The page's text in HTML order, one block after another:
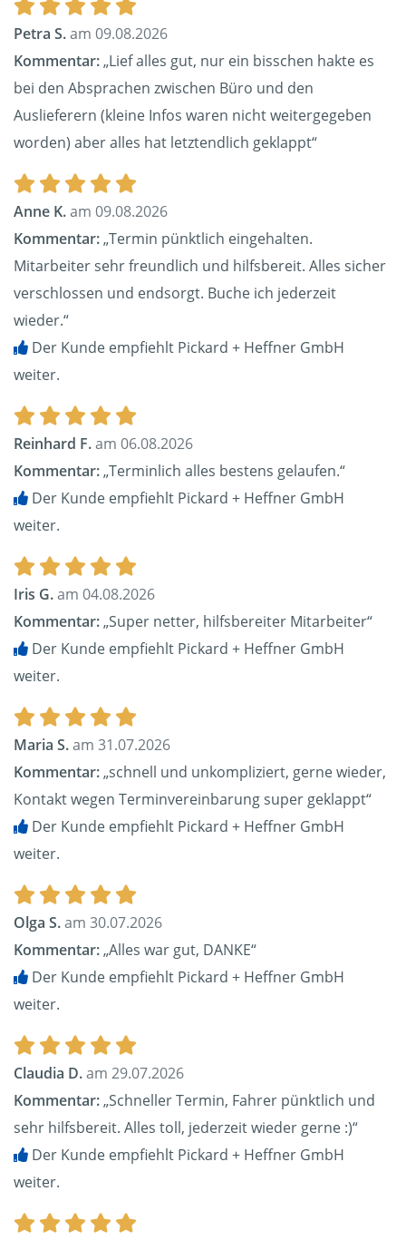
Petra S.am 09.08.2026
Kommentar:„Lief alles gut, nur ein bisschen hakte es
bei den Absprachen zwischen Büro und den
Auslieferern (kleine Infos waren nicht weitergegeben
worden) aber alles hat letztendlich geklappt“
Anne K.am 09.08.2026
Kommentar:„Termin pünktlich eingehalten.
Mitarbeiter sehr freundlich und hilfsbereit. Alles sicher
verschlossen und endsorgt. Buche ich jederzeit
wieder.“
Der Kunde empfiehlt Pickard + Heffner GmbH
weiter.
Reinhard F.am 06.08.2026
Kommentar:„Terminlich alles bestens gelaufen.“
Der Kunde empfiehlt Pickard + Heffner GmbH
weiter.
Iris G.am 04.08.2026
Kommentar:„Super netter, hilfsbereiter Mitarbeiter“
Der Kunde empfiehlt Pickard + Heffner GmbH
weiter.
Maria S.am 31.07.2026
Kommentar:„schnell und unkompliziert, gerne wieder,
Kontakt wegen Terminvereinbarung super geklappt“
Der Kunde empfiehlt Pickard + Heffner GmbH
weiter.
Olga S.am 30.07.2026
Kommentar:„Alles war gut, DANKE“
Der Kunde empfiehlt Pickard + Heffner GmbH
weiter.
Claudia D.am 29.07.2026
Kommentar:„Schneller Termin, Fahrer pünktlich und
sehr hilfsbereit. Alles toll, jederzeit wieder gerne :)“
Der Kunde empfiehlt Pickard + Heffner GmbH
weiter.